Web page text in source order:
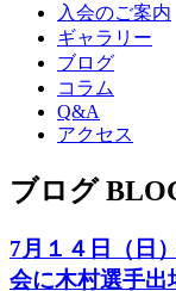
入会のご案内
ギャラリー
ブログ
コラム
Q&A
アクセス
ブログ
7月１４日（日
会に木村選手出